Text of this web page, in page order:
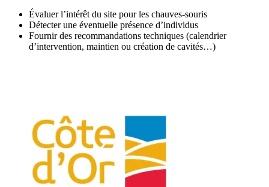
Évaluer l’intérêt du site pour les chauves-souris
Détecter une éventuelle présence d’individus
Fournir des recommandations techniques (calendrier
d’intervention, maintien ou création de cavités…)